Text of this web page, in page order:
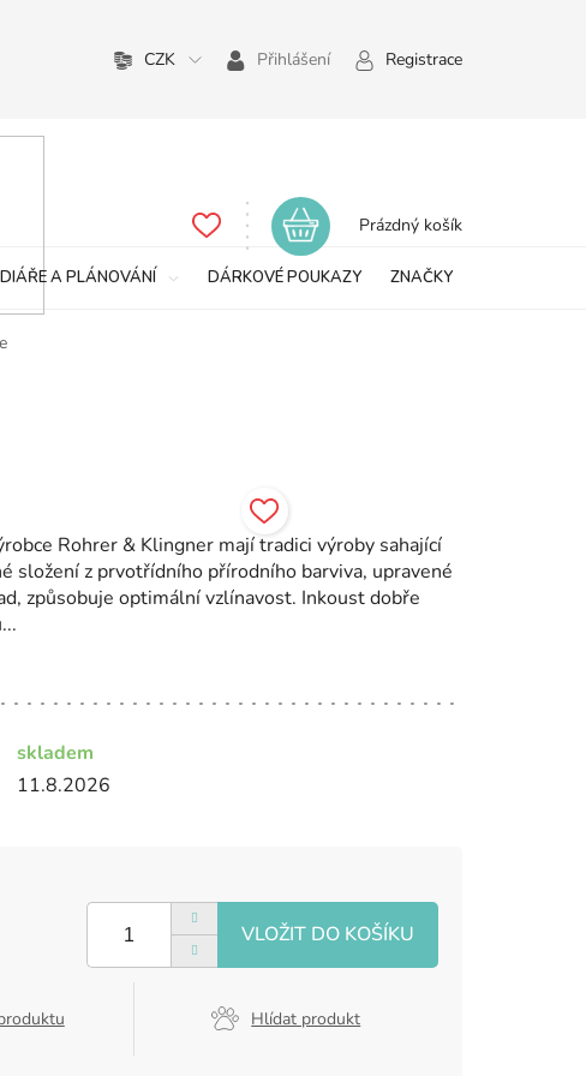
CZK Přihlášení Registrace
Nákupní
Prázdný košík
DIÁŘE A PLÁNOVÁNÍ DÁRKOVÉ POUKAZY ZNAČKY
skladem
11.8.2026
Hlídat produkt
Rohrer & Klingner mají tradici výroby sahající
složení z prvotřídního přírodního barviva, upravené
způsobuje optimální vzlínavost. Inkoust dobře